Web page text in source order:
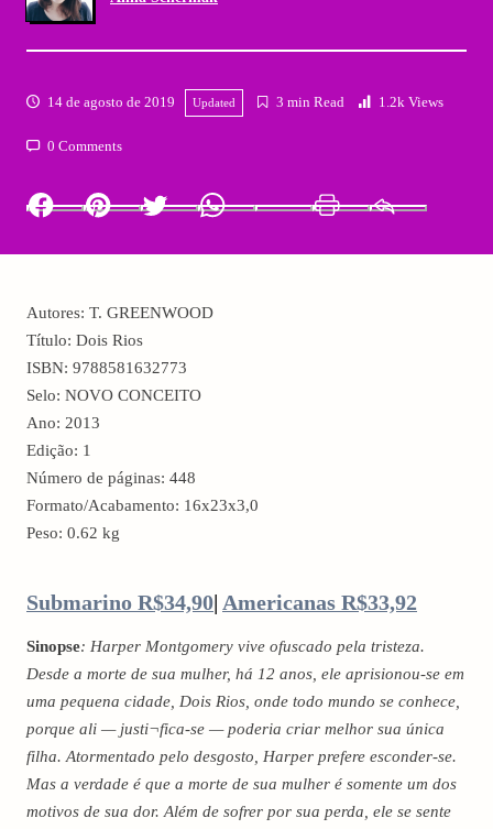
14 de agosto de 2019 Updated 3 min Read 1.2k Views
0 Comments
Facebook Pinterest Twitter
Autores: T. GREENWOOD
Título: Dois Rios
ISBN: 9788581632773
Selo: NOVO CONCEITO
Ano: 2013
Edição: 1
Número de páginas: 448
Formato/Acabamento: 16x23x3,0
Peso: 0.62 kg
Submarino R$34,90 Americanas R$33,92
Sinopse: Harper Montgomery vive ofuscado pela tristeza.
Desde a morte de sua mulher, há 12 anos, ele aprisionou-se em
uma pequena cidade, Dois Rios, onde todo mundo se conhece,
porque ali — justi¬fica-se — poderia criar melhor sua única
filha. Atormentado pelo desgosto, Harper prefere esconder-se.
Mas a verdade é que a morte de sua mulher é somente um dos
motivos de sua dor. Além de sofrer por sua perda, ele se sente